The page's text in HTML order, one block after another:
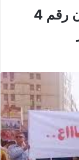
“ثورة الجياع ” تصدر بيان رقم 4